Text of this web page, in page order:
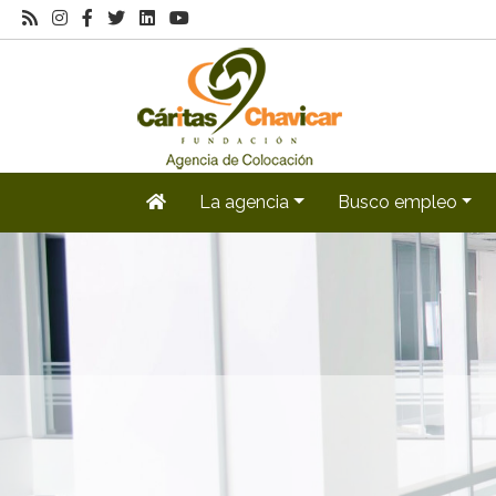
La agencia Busco empleo